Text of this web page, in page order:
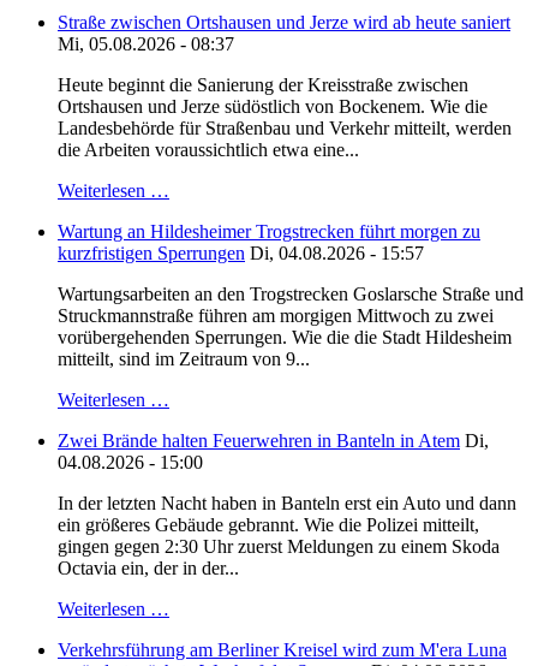
Straße zwischen Ortshausen und Jerze wird ab heute saniert
Mi, 05.08.2026 - 08:37
Heute beginnt die Sanierung der Kreisstraße zwischen
Ortshausen und Jerze südöstlich von Bockenem. Wie die
Landesbehörde für Straßenbau und Verkehr mitteilt, werden
die Arbeiten voraussichtlich etwa eine...
Weiterlesen …
Wartung an Hildesheimer Trogstrecken führt morgen zu
kurzfristigen Sperrungen Di, 04.08.2026 - 15:57
Wartungsarbeiten an den Trogstrecken Goslarsche Straße und
Struckmannstraße führen am morgigen Mittwoch zu zwei
vorübergehenden Sperrungen. Wie die die Stadt Hildesheim
mitteilt, sind im Zeitraum von 9...
Weiterlesen …
Zwei Brände halten Feuerwehren in Banteln in Atem Di,
04.08.2026 - 15:00
In der letzten Nacht haben in Banteln erst ein Auto und dann
ein größeres Gebäude gebrannt. Wie die Polizei mitteilt,
gingen gegen 2:30 Uhr zuerst Meldungen zu einem Skoda
Octavia ein, der in der...
Weiterlesen …
Verkehrsführung am Berliner Kreisel wird zum M'era Luna